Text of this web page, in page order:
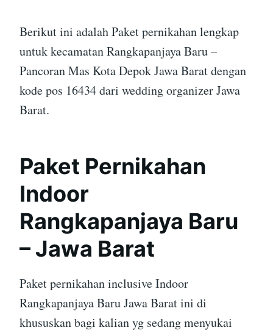
Berikut ini adalah Paket pernikahan lengkap
untuk kecamatan Rangkapanjaya Baru –
Pancoran Mas Kota Depok Jawa Barat dengan
kode pos 16434 dari wedding organizer Jawa
Barat.
Paket Pernikahan
Indoor
Rangkapanjaya Baru
– Jawa Barat
Paket pernikahan inclusive Indoor
Rangkapanjaya Baru Jawa Barat ini di
khususkan bagi kalian yg sedang menyukai